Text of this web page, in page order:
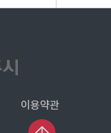
이용약관